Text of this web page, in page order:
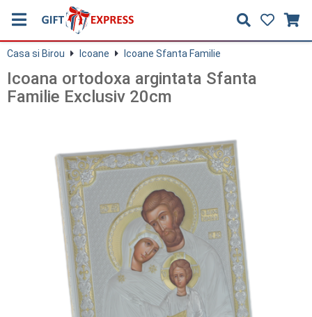
Casa si Birou Icoane Icoane Sfanta Familie
Icoana ortodoxa argintata Sfanta
Familie Exclusiv 20cm